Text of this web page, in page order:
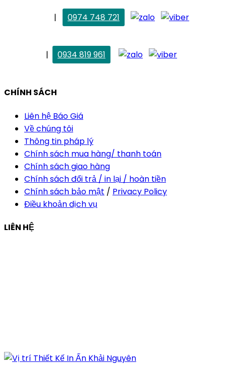
|
0974 748 721
|
0934 819 961
CHÍNH SÁCH
Liên hệ Báo Giá
Về chúng tôi
Thông tin pháp lý
Chính sách mua hàng/ thanh toán
Chính sách giao hàng
Chính sách đổi trả / in lại / hoàn tiền
Chính sách bảo mật / Privacy Policy
Điều khoản dịch vụ
LIÊN HỆ